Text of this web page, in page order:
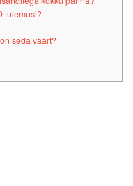
tulemusi?
seda väärt?